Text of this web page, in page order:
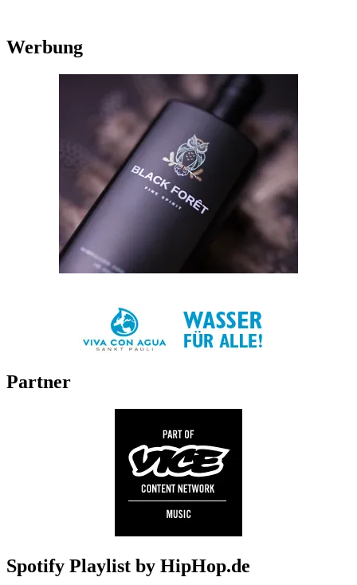
Werbung
Partner
Spotify Playlist by HipHop.de